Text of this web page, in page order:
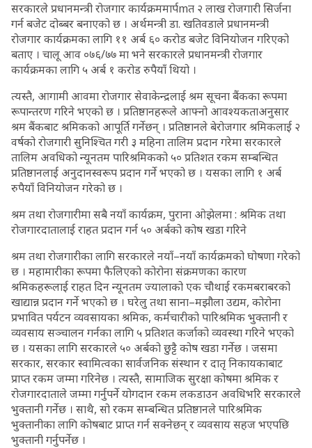
सरकारले प्रधानमन्त्री रोजगार कार्यक्रममार्पmत २ लाख रोजगारी सिर्जना
गर्न बजेट दोब्बर बनाएको छ । अर्थमन्त्री डा. खतिवडाले प्रधानमन्त्री
रोजगार कार्यक्रमका लागि ११ अर्ब ६० करोड बजेट विनियोजन गरिएको
बताए । चालू आव ०७६/७७ मा भने सरकारले प्रधानमन्त्री रोजगार
कार्यक्रमका लागि ५ अर्ब १ करोड रुपैयाँ थियो ।
त्यस्तै, आगामी आवमा रोजगार सेवाकेन्द्रलाई श्रम सूचना बैंकका रूपमा
रूपान्तरण गरिने भएको छ । प्रतिष्ठानहरूले आफ्नो आवश्यकताअनुसार
श्रम बैंकबाट श्रमिकको आपूर्ति गर्नेछन् । प्रतिष्ठानले बेरोजगार श्रमिकलाई २
वर्षको रोजगारी सुनिश्चित गरी ३ महिना तालिम प्रदान गरेमा सरकारले
तालिम अवधिको न्यूनतम पारिश्रमिकको ५० प्रतिशत रकम सम्बन्धित
प्रतिष्ठानलाई अनुदानस्वरूप प्रदान गर्ने भएको छ । यसका लागि १ अर्ब
रुपैयाँ विनियोजन गरेको छ ।
श्रम तथा रोजगारीमा सबै नयाँ कार्यक्रम, पुराना ओझेलमा : श्रमिक तथा
रोजगारदातालाई राहत प्रदान गर्न ५० अर्बको कोष खडा गरिने
श्रम तथा रोजगारीका लागि सरकारले नयाँ–नयाँ कार्यक्रमको घोषणा गरेको
छ । महामारीका रूपमा फैलिएको कोरोना संक्रमणका कारण
श्रमिकहरूलाई राहत दिन न्यूनतम ज्यालाको एक चौथाई रकमबराबरको
खाद्यान्न प्रदान गर्ने भएको छ । घरेलु तथा साना–मझौला उद्यम, कोरोना
प्रभावित पर्यटन व्यवसायका श्रमिक, कर्मचारीको पारिश्रमिक भुक्तानी र
व्यवसाय सञ्चालन गर्नका लागि ५ प्रतिशत कर्जाको व्यवस्था गरिने भएको
छ । यसका लागि सरकारले ५० अर्बको छुट्टै कोष खडा गर्नेछ । जसमा
सरकार, सरकार स्वामित्वका सार्वजनिक संस्थान र दातृ निकायकाबाट
प्राप्त रकम जम्मा गरिनेछ । त्यस्तै, सामाजिक सुरक्षा कोषमा श्रमिक र
रोजगारदाताले जम्मा गर्नुपर्ने योगदान रकम लकडाउन अवधिभरि सरकारले
भुक्तानी गर्नेछ । साथै, सो रकम सम्बन्धित प्रतिष्ठानले पारिश्रमिक
भुक्तानीका लागि कोषबाट प्राप्त गर्न सक्नेछन् र व्यवसाय सहज भएपछि
भुक्तानी गर्नुपर्नेछ ।